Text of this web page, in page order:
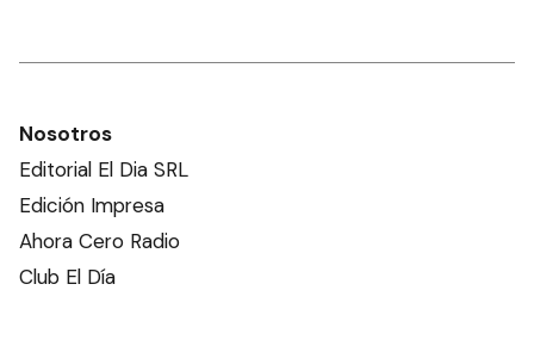
Nosotros
Editorial El Dia SRL
Edición Impresa
Ahora Cero Radio
Club El Día